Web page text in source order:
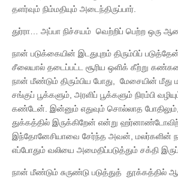
தளர்வும் நிம்மதியும் அடைந்திருப்பார்.
துர்ரா… அப்பா நிச்சயம் வெற்றிப் பெற்ற ஒரு
நான் படுக்கையின் இடதுபுறம் திரும்பிப்
சீலையால் தடைப்பட்ட சூரிய ஒளிக் கீற்று
நான் மீண்டும் திரும்பிய போது, மேசையின் மீது
சங்குப் பூக்களும், அரளிப் பூக்களும் நிரம்பி
கண்டேன். இன்னும் எதுவும் சொல்லாத
துக்கத்தில் இருக்கிறேன் என்று
இந்தோனேசியாவை சேர்ந்த அவன், மலர்களின்
எப்போதும் வலியை அமைதிப்படுத்தும் சக்தி
நான் மீண்டும் சுருண்டு படுத்துத் தூக்கத்தில்